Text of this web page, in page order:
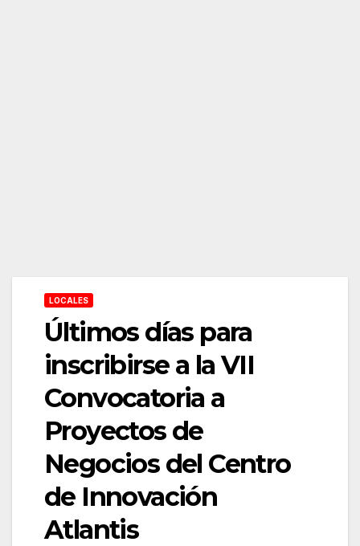
LOCALES
Últimos días para
inscribirse a la VII
Convocatoria a
Proyectos de
Negocios del Centro
de Innovación
Atlantis